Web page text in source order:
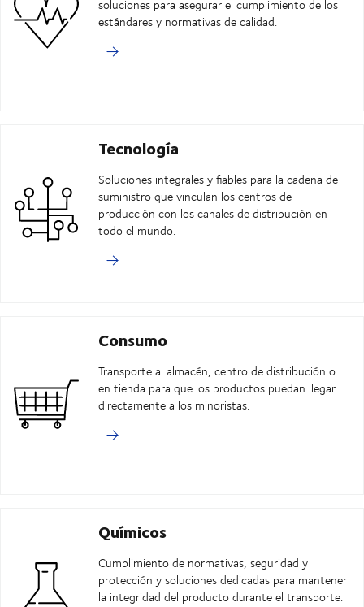
soluciones para asegurar el cumplimiento de los
estándares y normativas de calidad.
Tecnología
Soluciones integrales y fiables para la cadena de
suministro que vinculan los centros de
producción con los canales de distribución en
todo el mundo.
Consumo
Transporte al almacén, centro de distribución o
en tienda para que los productos puedan llegar
directamente a los minoristas.
Químicos
Cumplimiento de normativas, seguridad y
protección y soluciones dedicadas para mantener
la integridad del producto durante el transporte.